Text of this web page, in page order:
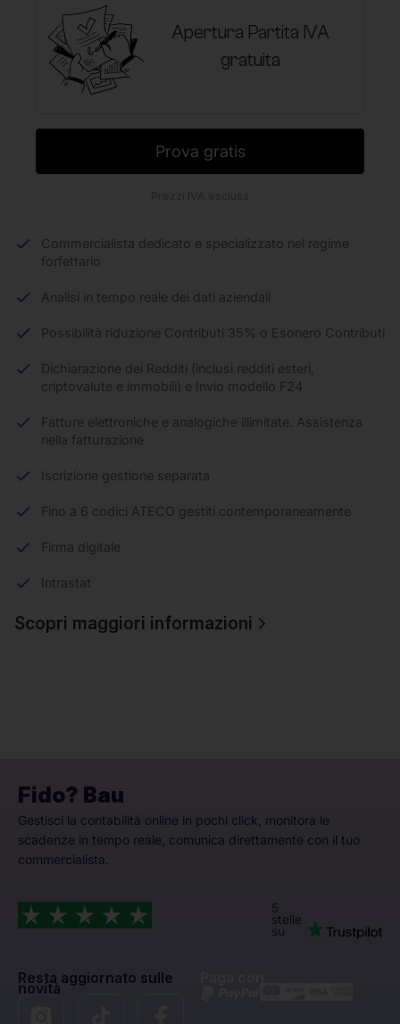
Apertura Partita IVA
gratuita
Prova gratis
Commercialista dedicato e specializzato nel regime
forfettario
Analisi in tempo reale dei dati aziendali
Possibilità riduzione Contributi 35% o Esonero Contributi
Dichiarazione dei Redditi (inclusi redditi esteri,
criptovalute e immobili) e Invio modello F24
Fatture elettroniche e analogiche illimitate. Assistenza
nella fatturazione
Iscrizione gestione separata
Fino a 6 codici ATECO gestiti contemporaneamente
Firma digitale
Intrastat
Scopri maggiori informazioni
Fido? Bau
Gestisci la contabilità online in pochi click, monitora le
scadenze in tempo reale, comunica direttamente con il tuo
commercialista.
5
stelle
su
Resta aggiornato sulle
novità